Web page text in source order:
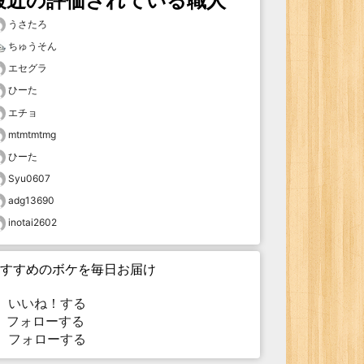
うさたろ
ちゅうそん
エセグラ
ひーた
エチョ
mtmtmtmg
ひーた
Syu0607
adg13690
inotai2602
すめのボケを毎日お届け
いいね！する
ォローする
フォローする